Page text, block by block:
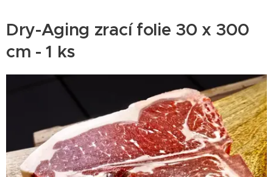
Dry-Aging zrací folie 30 x 300
cm - 1 ks